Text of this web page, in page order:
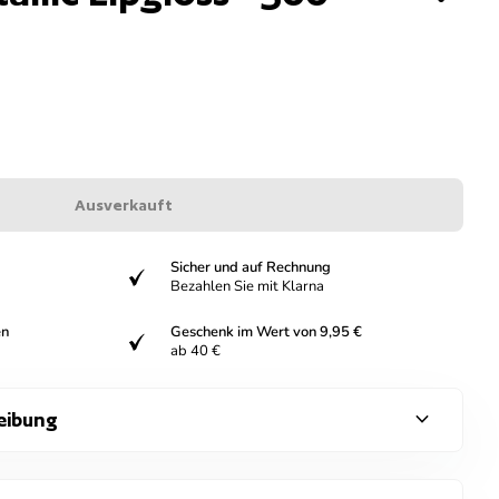
Ausverkauft
verifiziert
Sicher und auf Rechnung
Bezahlen Sie mit Klarna
Geschenk im Wert von 9,95 €
ab 40 €
expand_more